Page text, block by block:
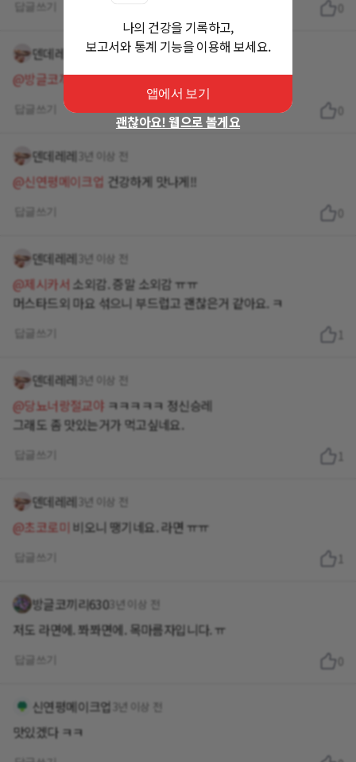
덴데레레 3년 이상 전
@방글코끼리630맛을 모르고 싶아요
덴데레레 3년 이상 전
@신연평메이크업 건강하게 맛나게!!
덴데레레 3년 이상 전
@제시카서 소외감. 증말 소외감 ㅠㅠ
머스타드외 마요 섞으니 부드럽고 괜찮은거 같아요. ㅋ
1
덴데레레 3년 이상 전
@당뇨너랑절교야 ㅋㅋㅋㅋㅋ 정신승레
그래도 좀 맛있는거가 먹고싶네요.
1
덴데레레 3년 이상 전
@초코로미 비오니 땡기네요. 라면 ㅠㅠ
1
방글코끼리6303년 이상 전
저도 라면에. 쫘쫘면에. 목마름자입니다. ㅠ
신연평메이크업 3년 이상 전
맛있겠다 ㅋㅋ
나의 건강을 기록하고,
보고서와 통계 기능을 이용해 보세요.
앱에서 보기
괜찮아요! 웹으로 볼게요